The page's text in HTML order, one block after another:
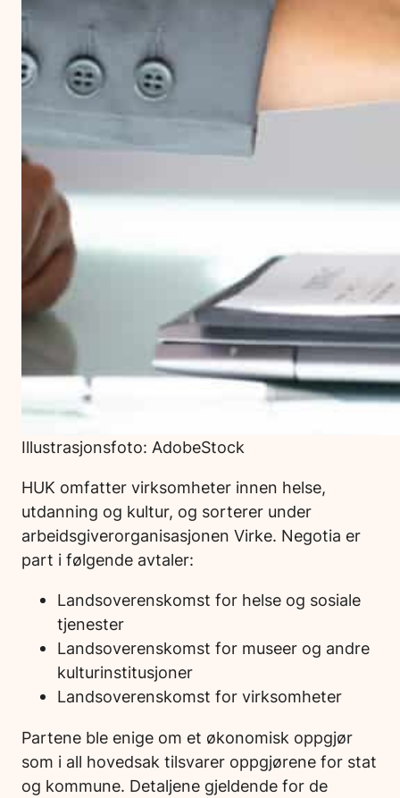
Illustrasjonsfoto: AdobeStock
HUK omfatter virksomheter innen helse,
utdanning og kultur, og sorterer under
arbeidsgiverorganisasjonen Virke. Negotia er
part i følgende avtaler:
Landsoverenskomst for helse og sosiale
tjenester
Landsoverenskomst for museer og andre
kulturinstitusjoner
Landsoverenskomst for virksomheter
Partene ble enige om et økonomisk oppgjør
som i all hovedsak tilsvarer oppgjørene for stat
og kommune. Detaljene gjeldende for de